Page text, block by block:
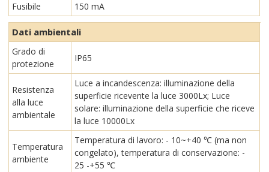
Fusibile 150 mA
Dati ambientali
Grado di
protezione
IP65
Resistenza
alla luce
ambientale
Luce a incandescenza: illuminazione della
superficie ricevente la luce 3000Lx; Luce
solare: illuminazione della superficie che riceve
la luce 10000Lx
Temperatura
ambiente
Temperatura di lavoro: - 10~+40 ℃ (ma non
congelato), temperatura di conservazione: -
25 -+55 ℃